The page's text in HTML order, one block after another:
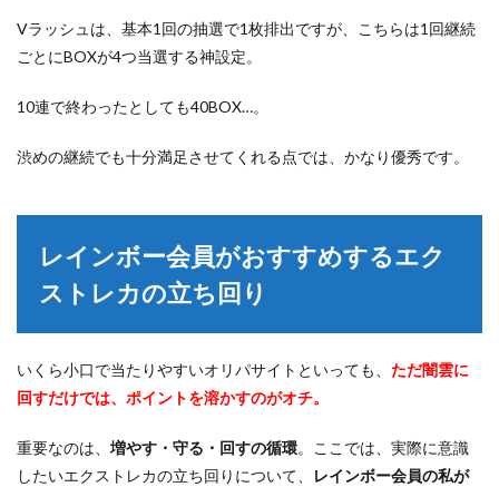
Vラッシュは、基本1回の抽選で1枚排出ですが、こちらは1回継続
ごとにBOXが4つ当選する神設定。
10連で終わったとしても40BOX…。
渋めの継続でも十分満足させてくれる点では、かなり優秀です。
レインボー会員がおすすめするエク
ストレカの立ち回り
いくら小口で当たりやすいオリパサイトといっても、 ただ闇雲に
回すだけでは、ポイントを溶かすのがオチ。
重要なのは、 増やす・守る・回すの循環。ここでは、実際に意識
したいエクストレカの立ち回りについて、
レインボー会員の私が